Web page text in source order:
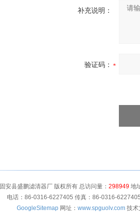
补充说明：
验证码：
固安县盛鹏滤清器厂 版权所有 总访问量： 298949地
电话：86-0316-6227405 传真：86-0316-
GoogleSitemap 网址： www.spguolv.com 技术